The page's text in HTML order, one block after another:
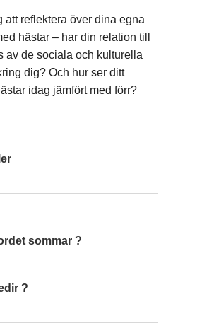
att reflektera över dina egna
hästar – har din relation till
av de sociala och kulturella
dig? Och hur ser ditt
idag jämfört med förr?
sommar ?
?